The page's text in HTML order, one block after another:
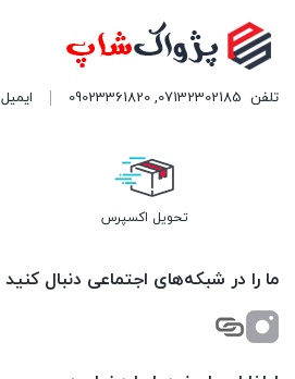
تلفن 07132302185
,
09023361820 ایمیل
تحویل اکسپرس
ما را در شبکه‌های اجتماعی دنبال کنید